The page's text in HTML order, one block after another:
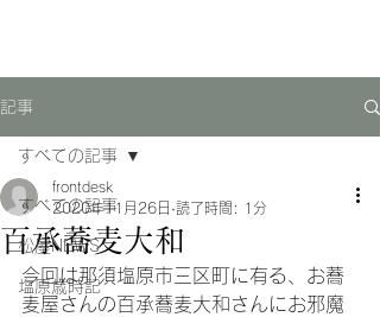
記事
すべての記事
松屋NEWS
塩原歳時記
すべての記事
百承蕎麦大和
frontdesk
2020年11月26日 読了時間: 1分
今回は那須塩原市三区町に有る、お蕎
麦屋さんの百承蕎麦大和さんにお邪魔